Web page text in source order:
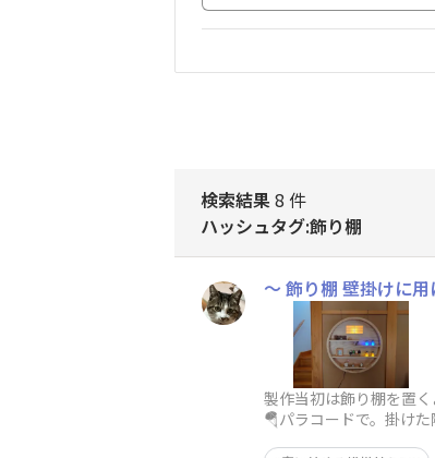
検索結果8 件
ハッシュタグ:飾り棚
〜 飾り棚 壁掛けに
製作当初は飾り棚を置
🪂パラコードで。掛け